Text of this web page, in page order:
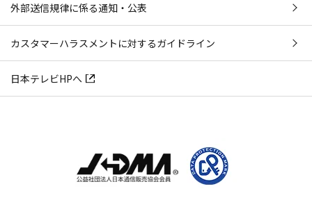
外部送信規律に係る通知・公表
カスタマーハラスメントに対するガイドライン
日本テレビHPへ